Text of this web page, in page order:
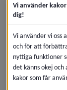
Förskolan
Sörmjöle två
Vi använder
dig!
Vi använder vi oss
och för att
nyttiga funktioner
det känns okej och
kakor som får